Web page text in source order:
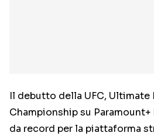
Il debutto della UFC, Ultimate
Championship su
da record per la piattaforma